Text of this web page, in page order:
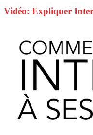
Vidéo: Expliquer